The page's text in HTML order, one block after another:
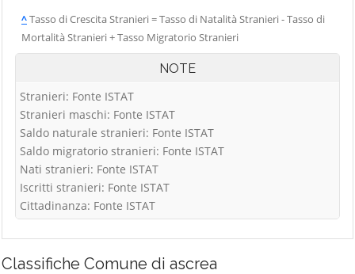
^Tasso di Crescita Stranieri = Tasso di Natalità Stranieri - Tasso di
Mortalità Stranieri + Tasso Migratorio Stranieri
NOTE
Stranieri: Fonte ISTAT
Stranieri maschi: Fonte ISTAT
Saldo naturale stranieri: Fonte ISTAT
Saldo migratorio stranieri: Fonte ISTAT
Nati stranieri: Fonte ISTAT
Iscritti stranieri: Fonte ISTAT
Cittadinanza: Fonte ISTAT
Classifiche Comune di ascrea